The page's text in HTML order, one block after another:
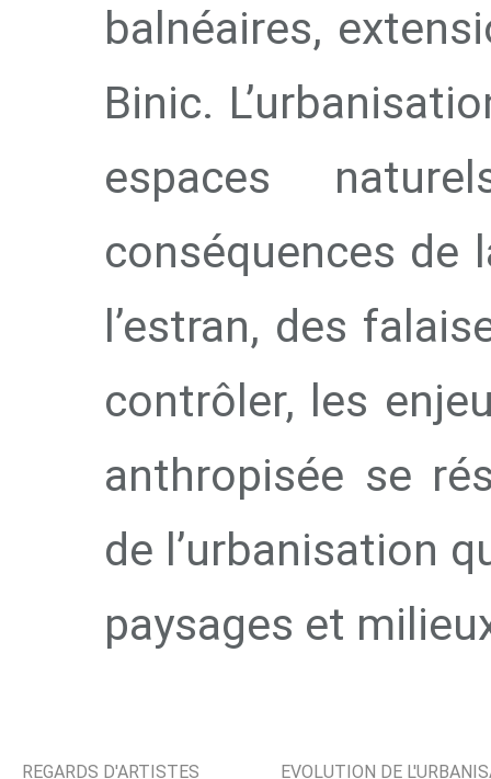
balnéaires,
Binic.
espaces
conséquences
l’estran, des
contrôler, les
anthropisée se
de l’urbanisation
paysages et
REGARDS D'ARTISTES EVOLUTION DE